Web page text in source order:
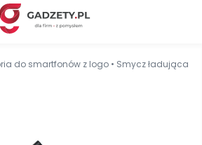
do smartfonów z logo • Smycz ładująca